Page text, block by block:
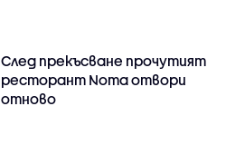
След прекъсване прочутият
ресторант Noma отвори
отново